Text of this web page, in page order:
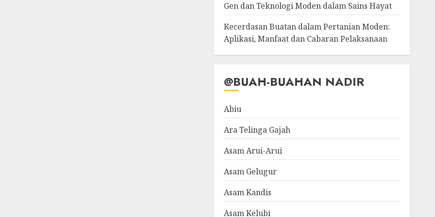
Gen dan Teknologi Moden dalam Sains Hayat
Kecerdasan Buatan dalam Pertanian Moden:
Aplikasi, Manfaat dan Cabaran Pelaksanaan
@BUAH-BUAHAN NADIR
Abiu
Ara Telinga Gajah
Asam Arui-Arui
Asam Gelugur
Asam Kandis
Asam Kelubi